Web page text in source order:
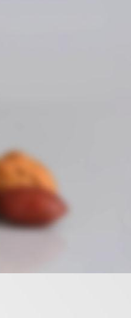
Нож Berghoff Coda
универсальный, 12,5 см
300 грн